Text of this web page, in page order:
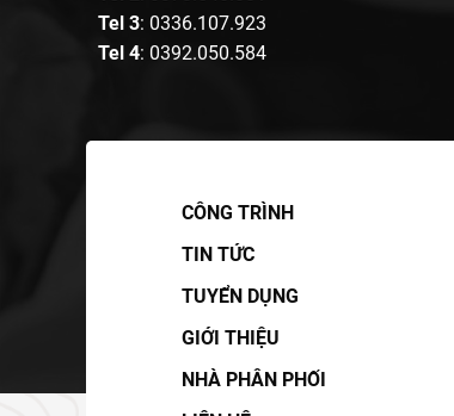
Tel 3: 0336.107.923
Tel 4: 0392.050.584
CÔNG TRÌNH
TIN TỨC
TUYỂN DỤNG
GIỚI THIỆU
NHÀ PHÂN PHỐI